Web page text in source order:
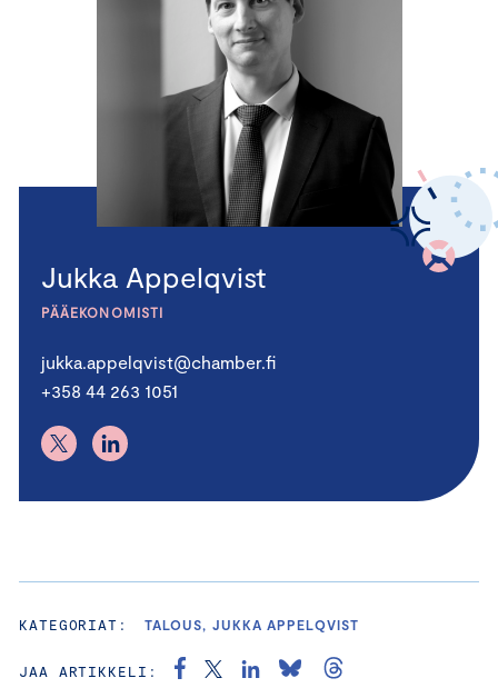
Jukka Appelqvist
PÄÄEKONOMISTI
jukka.appelqvist@chamber.fi
+358 44 263 1051
KATEGORIAT: TALOUS, JUKKA APPELQVIST
JAA ARTIKKELI: